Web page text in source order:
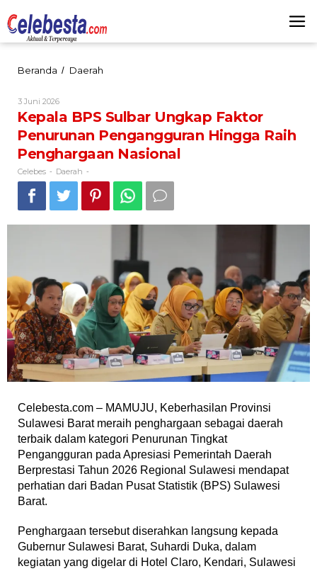
ke
konten
Beranda / Daerah
Faktor
Penurunan
Pengangguran
Hingga
Penghargaan
Nasional
3 Juni 2026Oleh
Celebes
Kepala BPS Sulbar Ungkap Faktor
Penurunan Pengangguran Hingga Raih
Penghargaan Nasional
Celebes - Daerah -
Celebesta.com – MAMUJU, Keberhasilan Provinsi
Sulawesi Barat meraih penghargaan sebagai daerah
terbaik dalam kategori Penurunan Tingkat
Pengangguran pada Apresiasi Pemerintah Daerah
Berprestasi Tahun 2026 Regional Sulawesi mendapat
perhatian dari Badan Pusat Statistik (BPS) Sulawesi
Barat.
Penghargaan tersebut diserahkan langsung kepada
Gubernur Sulawesi Barat, Suhardi Duka, dalam
kegiatan yang digelar di Hotel Claro, Kendari, Sulawesi